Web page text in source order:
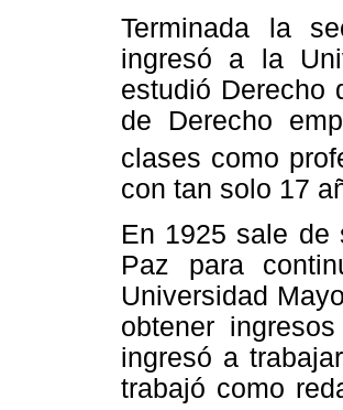
Terminada la
ingresó a la
estudió Derecho
de Derecho
clases como
con tan solo 17
En 1925 sale de
Paz para
Universidad
obtener
ingresó a
trabajó como